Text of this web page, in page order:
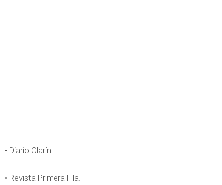
• Diario Clarín.
• Revista Primera Fila.